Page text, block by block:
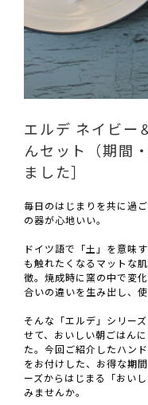
エルデ ネイビー
んセット（期間
ました］
毎日のはじまりを共に過
の器が心地いい。
ドイツ語で「土」を意味
も触れたくなるマットな
徴。焼成時に窯の中で変
合いの違いを生み出し、
そんな「エルデ」シリー
せて、おいしい朝ごはん
た。今回ご紹介したハン
をお付けした、お得な期
ーズからはじまる「おい
みませんか。